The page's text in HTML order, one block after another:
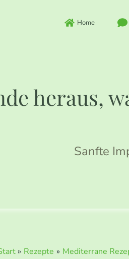
Home
heraus,
Sanfte
Rezepte Mediterrane